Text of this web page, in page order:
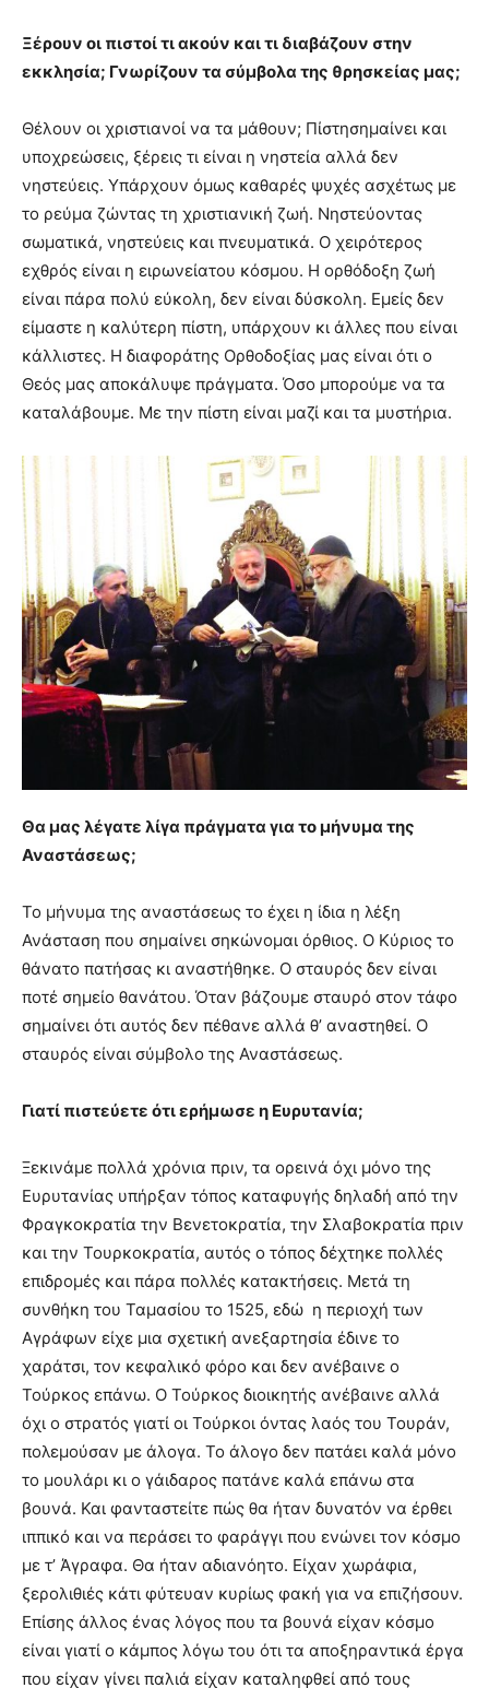
Ξέρουν οι πιστοί τι ακούν και τι διαβάζουν στην
εκκλησία; Γνωρίζουν τα σύμβολα της θρησκείας μας;
Θέλουν οι χριστιανοί να τα μάθουν; Πίστησημαίνει και
υποχρεώσεις, ξέρεις τι είναι η νηστεία αλλά δεν
νηστεύεις. Υπάρχουν όμως καθαρές ψυχές ασχέτως με
το ρεύμα ζώντας τη χριστιανική ζωή. Νηστεύοντας
σωματικά, νηστεύεις και πνευματικά. Ο χειρότερος
εχθρός είναι η ειρωνείατου κόσμου. Η ορθόδοξη ζωή
είναι πάρα πολύ εύκολη, δεν είναι δύσκολη. Εμείς δεν
είμαστε η καλύτερη πίστη, υπάρχουν κι άλλες που είναι
κάλλιστες. Η διαφοράτης Ορθοδοξίας μας είναι ότι ο
Θεός μας αποκάλυψε πράγματα. Όσο μπορούμε να τα
καταλάβουμε. Με την πίστη είναι μαζί και τα μυστήρια.
Θα μας λέγατε λίγα πράγματα για το μήνυμα της
Αναστάσεως;
Το μήνυμα της αναστάσεως το έχει η ίδια η λέξη
Ανάσταση που σημαίνει σηκώνομαι όρθιος. Ο Κύριος το
θάνατο πατήσας κι αναστήθηκε. Ο σταυρός δεν είναι
ποτέ σημείο θανάτου. Όταν βάζουμε σταυρό στον τάφο
σημαίνει ότι αυτός δεν πέθανε αλλά θ’ αναστηθεί. Ο
σταυρός είναι σύμβολο της Αναστάσεως.
Γιατί πιστεύετε ότι ερήμωσε η Ευρυτανία;
Ξεκινάμε πολλά χρόνια πριν, τα ορεινά όχι μόνο της
Ευρυτανίας υπήρξαν τόπος καταφυγής δηλαδή από την
Φραγκοκρατία την Βενετοκρατία, την Σλαβοκρατία πριν
και την Τουρκοκρατία, αυτός ο τόπος δέχτηκε πολλές
επιδρομές και πάρα πολλές κατακτήσεις. Μετά τη
συνθήκη του Ταμασίου το 1525, εδώ η περιοχή των
Αγράφων είχε μια σχετική ανεξαρτησία έδινε το
χαράτσι, τον κεφαλικό φόρο και δεν ανέβαινε ο
Τούρκος επάνω. Ο Τούρκος διοικητής ανέβαινε αλλά
όχι ο στρατός γιατί οι Τούρκοι όντας λαός του Τουράν,
πολεμούσαν με άλογα. Το άλογο δεν πατάει καλά μόνο
το μουλάρι κι ο γάιδαρος πατάνε καλά επάνω στα
βουνά. Και φανταστείτε πώς θα ήταν δυνατόν να έρθει
ιππικό και να περάσει το φαράγγι που ενώνει τον κόσμο
με τ’ Άγραφα. Θα ήταν αδιανόητο. Είχαν χωράφια,
ξερολιθιές κάτι φύτευαν κυρίως φακή για να επιζήσουν.
Επίσης άλλος ένας λόγος που τα βουνά είχαν κόσμο
είναι γιατί ο κάμπος λόγω του ότι τα αποξηραντικά έργα
που είχαν γίνει παλιά είχαν καταληφθεί από τους